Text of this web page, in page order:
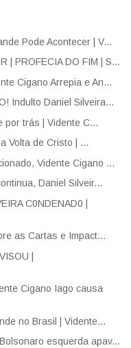
Pode Acontecer | V...
| PROFECIA DO FIM | S...
Cigano Arrepia e An...
Indulto Daniel Silveira...
por trás | Vidente C...
Volta de Cristo | ...
Vidente Cigano ...
Daniel Silveir...
C0NDENAD0 |
as Cartas e Impact...
|
Cigano Iago causa
no Brasil | Vidente...
esquerda apav...